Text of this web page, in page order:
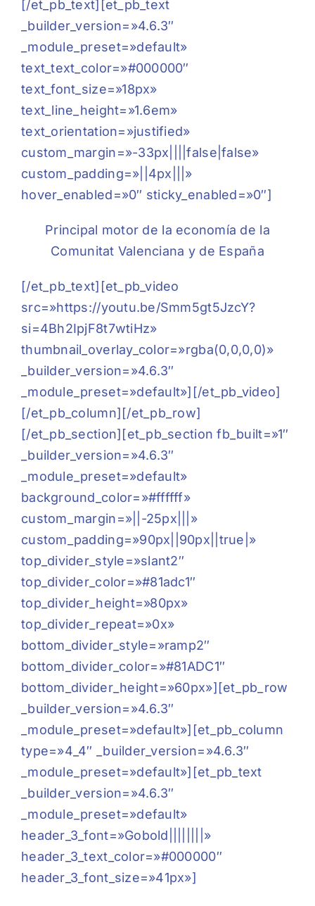
[/et_pb_text][et_pb_text
_builder_version=»4.6.3″
_module_preset=»default»
text_text_color=»#000000″
text_font_size=»18px»
text_line_height=»1.6em»
text_orientation=»justified»
custom_margin=»-33px||||false|false»
custom_padding=»||4px|||»
hover_enabled=»0″ sticky_enabled=»0″]
Principal motor de la economía de la
Comunitat Valenciana y de España
[/et_pb_text][et_pb_video
src=»https://youtu.be/Smm5gt5JzcY?
si=4Bh2IpjF8t7wtiHz»
thumbnail_overlay_color=»rgba(0,0,0,0)»
_builder_version=»4.6.3″
_module_preset=»default»][/et_pb_video]
[/et_pb_column][/et_pb_row]
[/et_pb_section][et_pb_section fb_built=»1″
_builder_version=»4.6.3″
_module_preset=»default»
background_color=»#ffffff»
custom_margin=»||-25px|||»
custom_padding=»90px||90px||true|»
top_divider_style=»slant2″
top_divider_color=»#81adc1″
top_divider_height=»80px»
top_divider_repeat=»0x»
bottom_divider_style=»ramp2″
bottom_divider_color=»#81ADC1″
bottom_divider_height=»60px»][et_pb_row
_builder_version=»4.6.3″
_module_preset=»default»][et_pb_column
type=»4_4″ _builder_version=»4.6.3″
_module_preset=»default»][et_pb_text
_builder_version=»4.6.3″
_module_preset=»default»
header_3_font=»Gobold||||||||»
header_3_text_color=»#000000″
header_3_font_size=»41px»]